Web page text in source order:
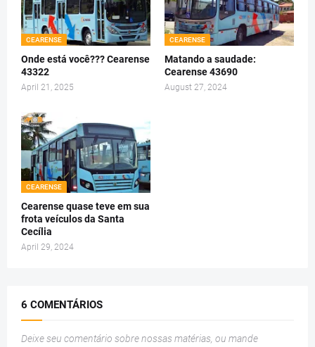
CEARENSE
Onde está você??? Cearense
43322
April 21, 2025
CEARENSE
Matando a saudade:
Cearense 43690
August 27, 2024
CEARENSE
Cearense quase teve em sua
frota veículos da Santa
Cecília
April 29, 2024
6 COMENTÁRIOS
Deixe seu comentário sobre nossas matérias, ou mande